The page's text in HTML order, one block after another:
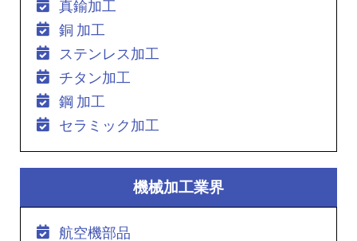
真鍮加工
銅 加工
ステンレス加工
チタン加工
鋼 加工
セラミック加工
機械加工業界
航空機部品